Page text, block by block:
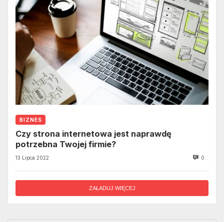
BIZNES
Czy strona internetowa jest naprawdę
potrzebna Twojej firmie?
13 Lipca 2022 0
ZAŁADUJ WIĘCEJ